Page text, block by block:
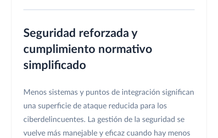
Seguridad reforzada y
cumplimiento normativo
simplificado
Menos sistemas y puntos de integración significan
una superficie de ataque reducida para los
ciberdelincuentes. La gestión de la seguridad se
vuelve más manejable y eficaz cuando hay menos